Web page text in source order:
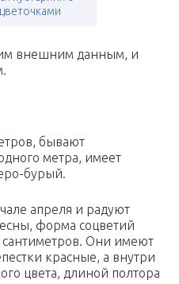
внешним данным, и
бывают
метра, имеет
бурый.
апреля и радуют
форма соцветий
сантиметров. Они имеют
красные, а внутри
цвета, длиной полтора